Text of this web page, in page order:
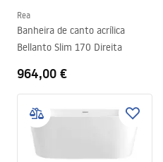
Rea
Banheira de canto acrílica
Bellanto Slim 170 Direita
964,00 €